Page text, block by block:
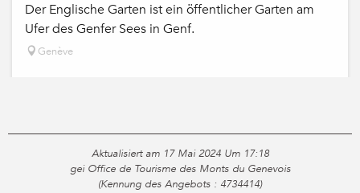
Der Englische Garten ist ein öffentlicher Garten am
Ufer des Genfer Sees in Genf.
Genève
Aktualisiert am 17 Mai 2024 Um 17:18
gei Office de Tourisme des Monts du Genevois
(Kennung des Angebots : 4734414)